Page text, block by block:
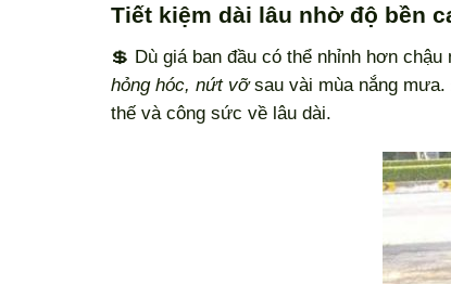
Tiết kiệm dài lâu nhờ độ bền
💲 Dù giá ban đầu có thể nhỉnh hơn
hỏng hóc, nứt vỡsau vài mùa nắng mưa.
thế và công sức về lâu dài.